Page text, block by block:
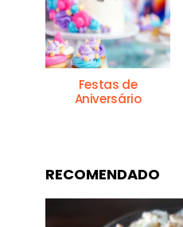
Festas de
Aniversário
RECOMENDADO